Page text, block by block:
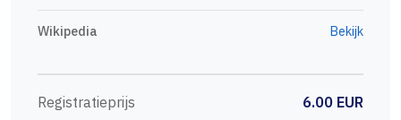
Wikipedia Bekijk
Registratieprijs
6.00 EUR